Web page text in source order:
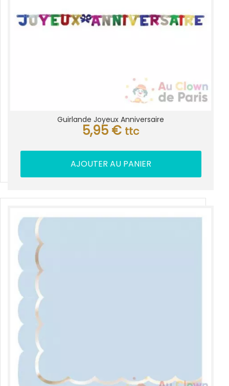
Guirlande Joyeux Anniversaire
5,95 € ttc
AJOUTER AU PANIER